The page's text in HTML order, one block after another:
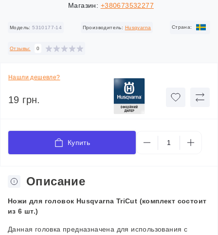
Магазин: +380673532277
Модель: 5310177-14 Производитель: Husqvarna Cтрана:
Отзывы: 0
Нашли дешевле?
19 грн.
Купить
Описание
Ножи для головок Husqvarna TriCut (комплект состоит
из 6 шт.)
Данная головка предназначена для использования с